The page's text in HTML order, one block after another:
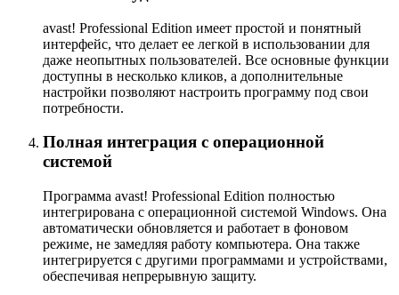
avast! Professional Edition имеет простой и понятный
интерфейс, что делает ее легкой в использовании для
даже неопытных пользователей. Все основные функции
доступны в несколько кликов, а дополнительные
настройки позволяют настроить программу под свои
потребности.
Полная интеграция с операционной
системой
Программа avast! Professional Edition полностью
интегрирована с операционной системой Windows. Она
автоматически обновляется и работает в фоновом
режиме, не замедляя работу компьютера. Она также
интегрируется с другими программами и устройствами,
обеспечивая непрерывную защиту.